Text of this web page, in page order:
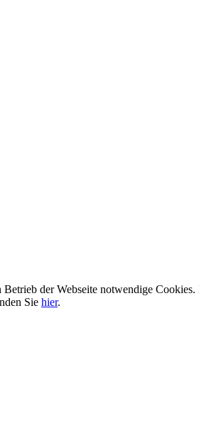
der Webseite notwendige
Sie hier.